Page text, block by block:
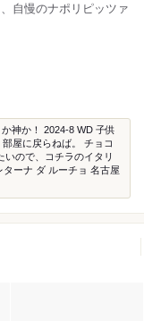
自慢のナポリピッツァ
神か！ 2024-8 WD 子供
屋に戻らねば。 チョコ
ので、コチラのイタリ
ーナ ダ ルーチョ 名古屋